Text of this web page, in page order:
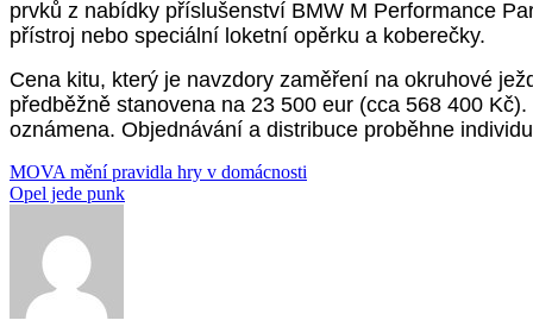
prvků z nabídky příslušenství BMW M Performance
přístroj nebo speciální loketní opěrku a koberečky.
Cena kitu, který je navzdory zaměření na okruhové
předběžně stanovena na 23 500 eur (cca 568 400
oznámena. Objednávání a distribuce proběhne
Navigace
pro
příspěvek
MOVA mění pravidla hry v domácnosti
Opel jede punk